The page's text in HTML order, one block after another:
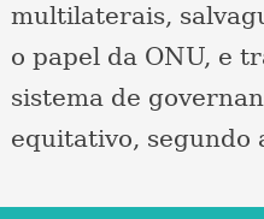
multilaterais,
o papel da ONU, e
sistema de
equitativo, segundo